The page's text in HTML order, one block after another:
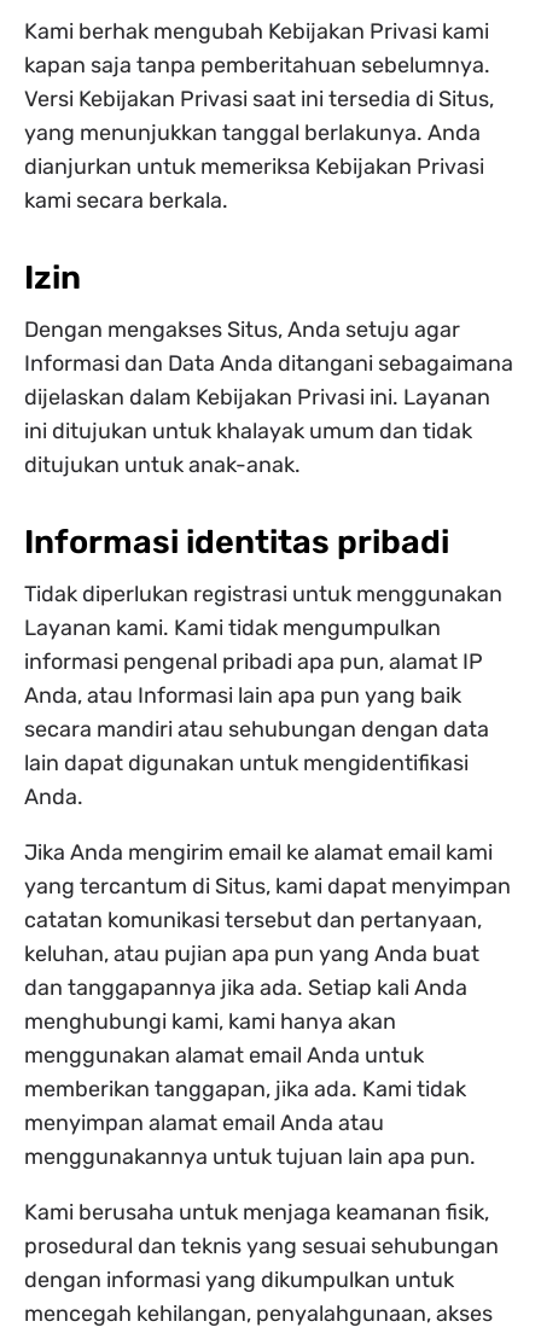
Kami berhak mengubah Kebijakan Privasi kami
kapan saja tanpa pemberitahuan sebelumnya.
Versi Kebijakan Privasi saat ini tersedia di Situs,
yang menunjukkan tanggal berlakunya. Anda
dianjurkan untuk memeriksa Kebijakan Privasi
kami secara berkala.
Izin
Dengan mengakses Situs, Anda setuju agar
Informasi dan Data Anda ditangani sebagaimana
dijelaskan dalam Kebijakan Privasi ini. Layanan
ini ditujukan untuk khalayak umum dan tidak
ditujukan untuk anak-anak.
Informasi identitas pribadi
Tidak diperlukan registrasi untuk menggunakan
Layanan kami. Kami tidak mengumpulkan
informasi pengenal pribadi apa pun, alamat IP
Anda, atau Informasi lain apa pun yang baik
secara mandiri atau sehubungan dengan data
lain dapat digunakan untuk mengidentifikasi
Anda.
Jika Anda mengirim email ke alamat email kami
yang tercantum di Situs, kami dapat menyimpan
catatan komunikasi tersebut dan pertanyaan,
keluhan, atau pujian apa pun yang Anda buat
dan tanggapannya jika ada. Setiap kali Anda
menghubungi kami, kami hanya akan
menggunakan alamat email Anda untuk
memberikan tanggapan, jika ada. Kami tidak
menyimpan alamat email Anda atau
menggunakannya untuk tujuan lain apa pun.
Kami berusaha untuk menjaga keamanan fisik,
prosedural dan teknis yang sesuai sehubungan
dengan informasi yang dikumpulkan untuk
mencegah kehilangan, penyalahgunaan, akses